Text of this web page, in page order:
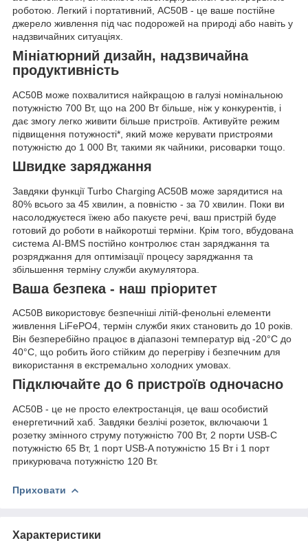
роботою. Легкий і портативний, AC50B - це ваше постійне
джерело живлення під час подорожей на природі або навіть у
надзвичайних ситуаціях.
Мініатюрний дизайн, надзвичайна
продуктивність
AC50B може похвалитися найкращою в галузі номінальною
потужністю 700 Вт, що на 200 Вт більше, ніж у конкурентів, і
дає змогу легко живити більше пристроїв. Активуйте режим
підвищення потужності*, який може керувати пристроями
потужністю до 1 000 Вт, такими як чайники, рисоварки тощо.
Швидке заряджання
Завдяки функції Turbo Charging AC50B може зарядитися на
80% всього за 45 хвилин, а повністю - за 70 хвилин. Поки ви
насолоджуєтеся їжею або пакуєте речі, ваш пристрій буде
готовий до роботи в найкоротші терміни. Крім того, вбудована
система AI-BMS постійно контролює стан заряджання та
розряджання для оптимізації процесу заряджання та
збільшення терміну служби акумулятора.
Ваша безпека - наш пріоритет
AC50B використовує безпечніші літій-фенольні елементи
живлення LiFePO4, термін служби яких становить до 10 років.
Він безперебійно працює в діапазоні температур від -20°C до
40°C, що робить його стійким до перегріву і безпечним для
використання в екстремально холодних умовах.
Підключайте до 6 пристроїв одночасно
AC50B - це не просто електростанція, це ваш особистий
енергетичний хаб. Завдяки безлічі розеток, включаючи 1
розетку змінного струму потужністю 700 Вт, 2 порти USB-C
потужністю 65 Вт, 1 порт USB-A потужністю 15 Вт і 1 порт
прикурювача потужністю 120 Вт.
Приховати
Характеристики